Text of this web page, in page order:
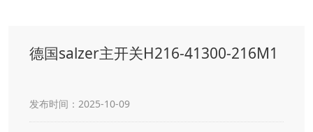
德国salzer主开关H216-41300-216M1
发布时间：2025-10-09